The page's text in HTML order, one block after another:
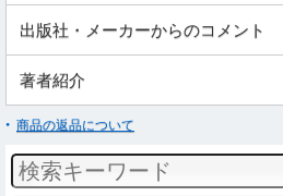
出版社・メーカーからのコメント
著者紹介
商品の返品について